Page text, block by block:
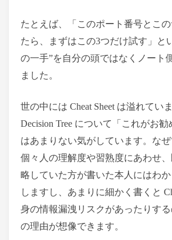
たとえば、「このポート番号とこの
たら、まずはこの3つだけ試す」と
の一手”を自分の頭ではなくノート
ました。
世の中には Cheat Sheet は溢れてい
Decision Tree について「これがお
はあまりない気がしています。な
個々人の理解度や習熟度にあわせ
略していた方が書いた本人にはわ
しますし、あまりに細かく書くと
身の情報漏洩リスクがあったりす
の理由が想像できます。